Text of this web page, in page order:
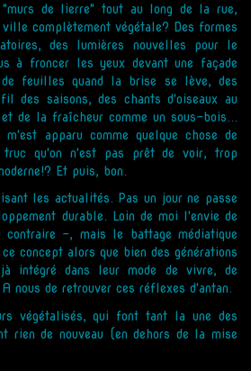
de lierre" tout au long de la rue,
complètement végétale? Des formes
des lumières nouvelles pour le
à froncer les yeux devant une façade
feuilles quand la brise se lève, des
des saisons, des chants d'oiseaux au
de la fraîcheur comme un sous-bois...
apparu comme quelque chose de
truc qu'on n'est pas prêt de voir, trop
Et puis, bon.
les actualités. Pas un jour ne passe
durable. Loin de moi l'envie de
-, mais le battage médiatique
concept alors que bien des générations
intégré dans leur mode de vivre, de
nous de retrouver ces réflexes d'antan.
végétalisés, qui font tant la une des
rien de nouveau (en dehors de la mise